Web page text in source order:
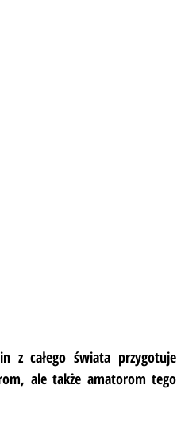
z całego świata przygotuje
ale także amatorom tego